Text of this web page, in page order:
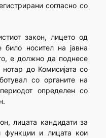
согласно со
закон, лицето од
носител на јавна
е должно да поднесе
нотар до Комисијата со
со органите на
определен со
лицата кандидати за
функции и лицата кои